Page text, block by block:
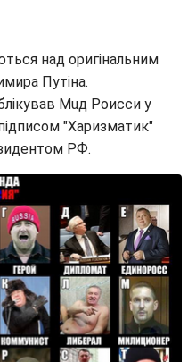
над оригінальним
Путіна.
Мuд Роисси у
"Харизматик"
РФ.